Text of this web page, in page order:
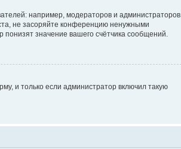
например, модераторов и администраторов.
не засоряйте конференцию ненужными
значение вашего счётчика сообщений.
и только если администратор включил такую